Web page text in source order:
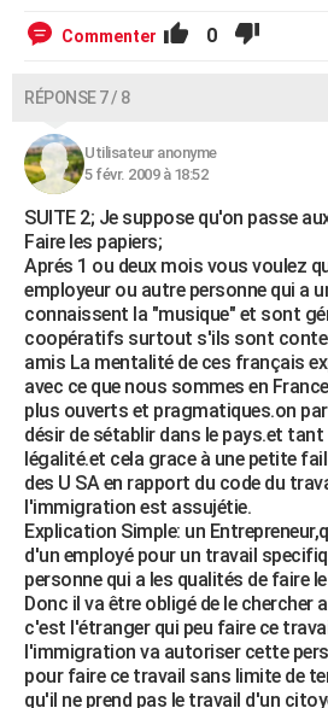
Commenter 0
RÉPONSE 7 / 8
Utilisateur anonyme
5 févr. 2009 à 18:52
SUITE 2; Je suppose qu'on passe
Faire les papiers;
Aprés 1 ou deux mois vous voulez
employeur ou autre personne qui a
connaissent la "musique" et sont
coopératifs surtout s'ils sont
amis La mentalité de ces français
avec ce que nous sommes en
plus ouverts et pragmatiques.on
désir de sétablir dans le pays.et
légalité.et cela grace à une petite
des U SA en rapport du code du
l'immigration est assujétie.
Explication Simple: un
d'un employé pour un travail
personne qui a les qualités de faire
Donc il va être obligé de le chercher
c'est l'étranger qui peu faire ce
l'immigration va autoriser cette
pour faire ce travail sans limite de
qu'il ne prend pas le travail d'un